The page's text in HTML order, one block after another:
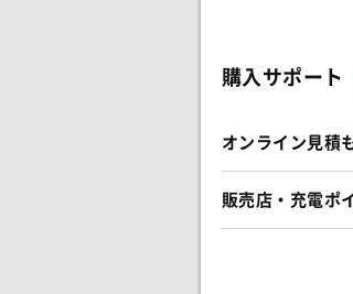
購入サポート
オンライン見積
販売店・充電ポ